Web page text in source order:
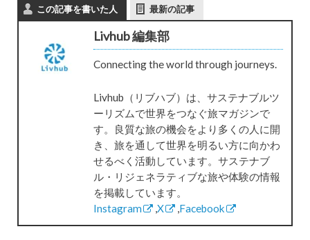
この記事を書いた人 最新の記事
Livhub 編集部
Connecting the world through journeys.
Livhub（リブハブ）は、サステナブルツ
ーリズムで世界をつなぐ旅マガジンで
す。良質な旅の機会をより多くの人に開
き、旅を通して世界を明るい方に向かわ
せるべく活動しています。サステナブ
ル・リジェネラティブな旅や体験の情報
を掲載しています。
Instagram
X Facebook